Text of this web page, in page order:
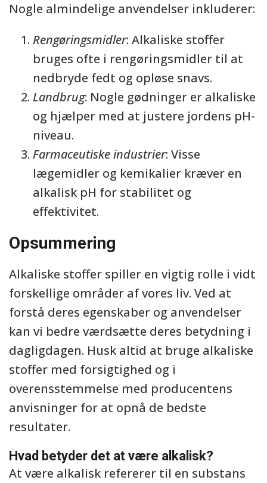
Nogle almindelige anvendelser inkluderer:
Rengøringsmidler: Alkaliske stoffer
bruges ofte i rengøringsmidler til at
nedbryde fedt og opløse snavs.
Landbrug: Nogle gødninger er alkaliske
og hjælper med at justere jordens pH-
niveau.
Farmaceutiske industrier: Visse
lægemidler og kemikalier kræver en
alkalisk pH for stabilitet og
effektivitet.
Opsummering
Alkaliske stoffer spiller en vigtig rolle i vidt
forskellige områder af vores liv. Ved at
forstå deres egenskaber og anvendelser
kan vi bedre værdsætte deres betydning i
dagligdagen. Husk altid at bruge alkaliske
stoffer med forsigtighed og i
overensstemmelse med producentens
anvisninger for at opnå de bedste
resultater.
Hvad betyder det at være alkalisk?
At være alkalisk refererer til en substans